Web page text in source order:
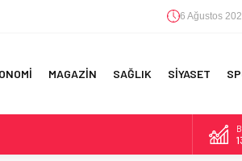
6 Ağustos
MAGAZİN SAĞLIK SİYASET